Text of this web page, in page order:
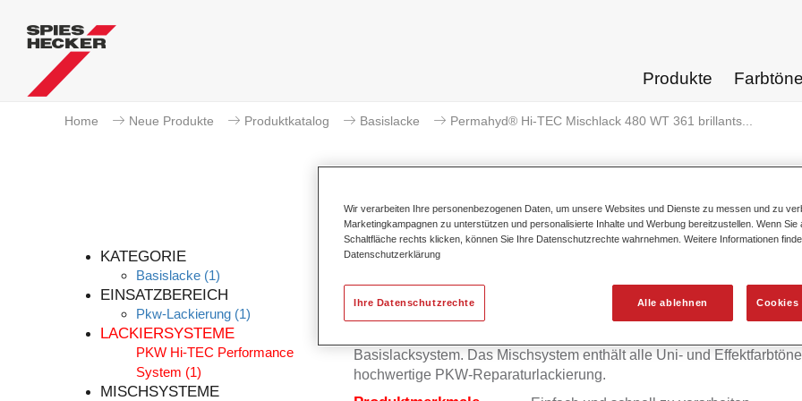
Produkte Farbtöne
Home Neue Produkte Produktkatalog Basislacke Permahyd® Hi-TEC Mischlack 480 WT 361 brillants...
KATEGORIE
Basislacke (1)
EINSATZBEREICH
Pkw-Lackierung (1)
LACKIERSYSTEME
PKW Hi-TEC Performance
System (1)
MISCHSYSTEME
Permahyd® Hi-TEC Mischlack
Basislacksystem. Das Mischsystem enthält alle Uni- und
hochwertige PKW-Reparaturlackierung.
Wir verarbeiten Ihre personenbezogenen Daten, um unsere Websites und Dienste zu messen und zu
Marketingkampagnen zu unterstützen und personalisierte Inhalte und Werbung bereitzustellen. Wenn Sie
Schaltfläche rechts klicken, können Sie Ihre Datenschutzrechte wahrnehmen. Weitere Informationen
Datenschutzerklärung
Alle ablehnen Cookies
Ihre Datenschutzrechte